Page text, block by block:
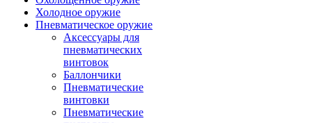
Холодное оружие
Пневматическое оружие
Аксессуары для
пневматических
винтовок
Баллончики
Пневматические
винтовки
Пневматические